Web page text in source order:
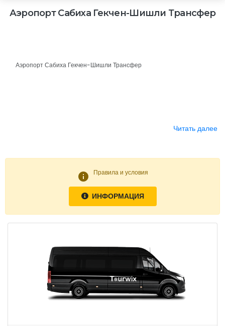
Аэропорт Сабиха Гекчен-Шишли Трансфер
Аэропорт Сабиха Гекчен-Шишли Трансфер
Читать далее
info Правила и условия
ИНФОРМАЦИЯ